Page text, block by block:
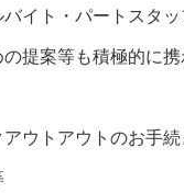
イト・パートスタ
提案等も積極的に携
ウトアウトのお手